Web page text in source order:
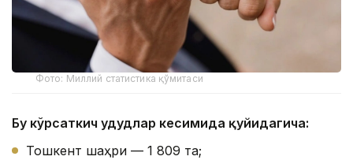
Фото: Миллий статистика қўмитаси
Бу кўрсаткич ҳудудлар кесимида қуйидагича:
Тошкент шаҳри — 1 809 та;